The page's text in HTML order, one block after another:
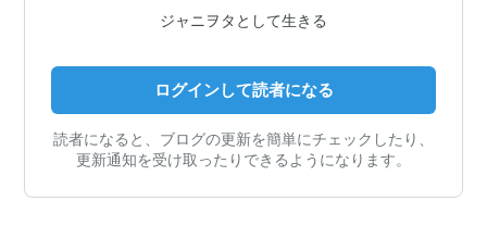
ジャニヲタとして生きる
ログインして読者になる
読者になると、ブログの更新を簡単にチェックしたり、
更新通知を受け取ったりできるようになります。